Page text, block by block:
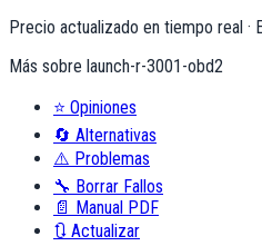
Precio actualizado en tiempo real ·
Más sobre launch-r-3001-obd2
⭐ Opiniones
🔄 Alternativas
⚠️ Problemas
🔧 Borrar Fallos
📄 Manual PDF
🔃 Actualizar